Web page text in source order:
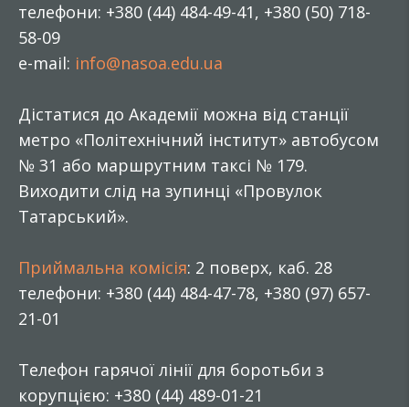
телефони: +380 (44) 484-49-41, +380 (50) 718-
58-09
e-mail: info@nasoa.edu.ua
Дістатися до Академії можна від станції
метро «Політехнічний інститут» автобусом
№ 31 або маршрутним таксі № 179.
Виходити слід на зупинці «Провулок
Татарський».
Приймальна комісія: 2 поверх, каб. 28
телефони: +380 (44) 484-47-78, +380 (97) 657-
21-01
Телефон гарячої лінії для боротьби з
корупцією: +380 (44) 489-01-21